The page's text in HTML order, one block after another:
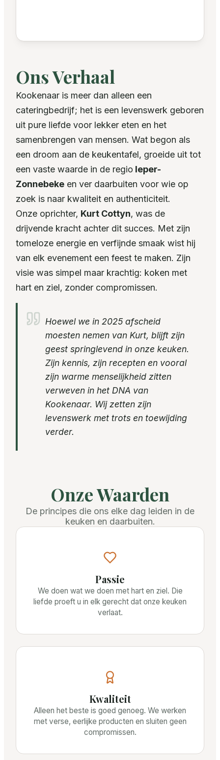
Ons Verhaal
Kookenaar is meer dan alleen een
cateringbedrijf; het is een levenswerk geboren
uit pure liefde voor lekker eten en het
samenbrengen van mensen. Wat begon als
een droom aan de keukentafel, groeide uit tot
een vaste waarde in de regio Ieper-
Zonnebeke en ver daarbuiten voor wie op
zoek is naar kwaliteit en authenticiteit.
Onze oprichter, Kurt Cottyn, was de
drijvende kracht achter dit succes. Met zijn
tomeloze energie en verfijnde smaak wist hij
van elk evenement een feest te maken. Zijn
visie was simpel maar krachtig: koken met
hart en ziel, zonder compromissen.
Hoewel we in 2025 afscheid
moesten nemen van Kurt, blijft zijn
geest springlevend in onze keuken.
Zijn kennis, zijn recepten en vooral
zijn warme menselijkheid zitten
verweven in het DNA van
Kookenaar. Wij zetten zijn
levenswerk met trots en toewijding
verder.
Onze Waarden
De principes die ons elke dag leiden in de
keuken en daarbuiten.
Passie
We doen wat we doen met hart en ziel. Die
liefde proeft u in elk gerecht dat onze keuken
verlaat.
Kwaliteit
Alleen het beste is goed genoeg. We werken
met verse, eerlijke producten en sluiten geen
compromissen.